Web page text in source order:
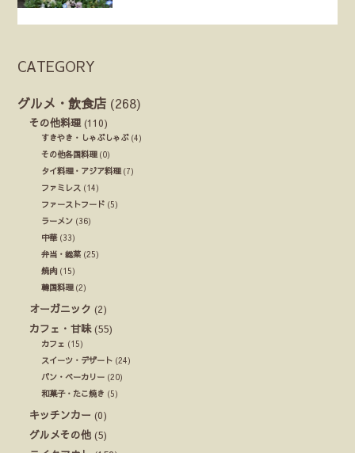
CATEGORY
グルメ・飲食店 (268)
その他料理 (110)
すきやき・しゃぶしゃぶ(4)
その他各国料理(0)
タイ料理・アジア料理(7)
ファミレス (14)
ファーストフード (5)
ラーメン (36)
中華(33)
弁当・総菜 (25)
焼肉 (15)
韓国料理(2)
オーガニック (2)
カフェ・甘味(55)
カフェ (15)
スイーツ・デザート (24)
パン・ベーカリー (20)
和菓子・たこ焼き (5)
キッチンカー (0)
グルメその他 (5)